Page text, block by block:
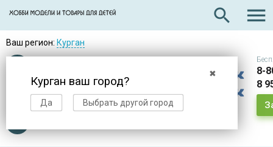
search 
Ваш регион: Курган
✖
Курган ваш город?
Да Выбрать другой город
Доставкав день заказа
8-
8